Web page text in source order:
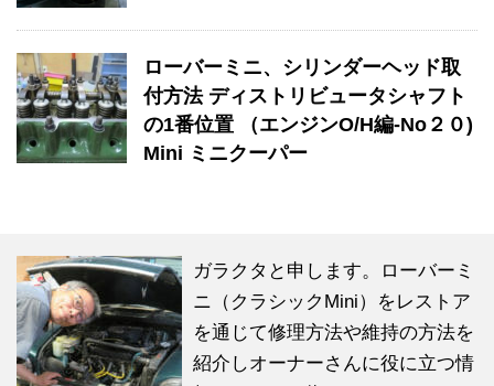
ローバーミニ、シリンダーヘッド取
付方法 ディストリビュータシャフト
の1番位置 （エンジンO/H編-No２０)
Mini ミニクーパー
ガラクタと申します。ローバーミ
ニ（クラシックMini）をレストア
を通じて修理方法や維持の方法を
紹介しオーナーさんに役に立つ情